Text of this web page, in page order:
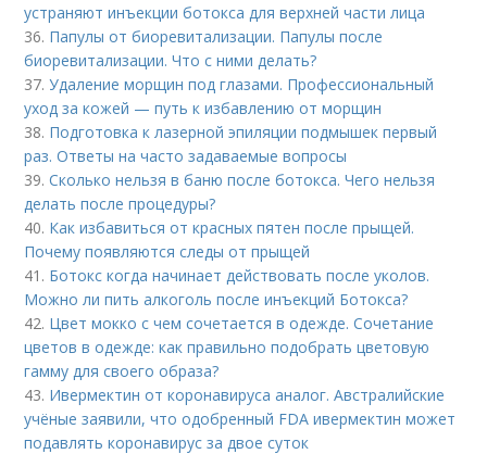
устраняют инъекции ботокса для верхней части лица
36. Папулы от биоревитализации. Папулы после
биоревитализации. Что с ними делать?
37.Удаление морщин под глазами. Профессиональный
уход за кожей — путь к избавлению от морщин
38. Подготовка к лазерной эпиляции подмышек первый
раз. Ответы на часто задаваемые вопросы
39.Сколько нельзя в баню после ботокса. Чего нельзя
делать после процедуры?
40. Как избавиться от красных пятен после прыщей.
Почему появляются следы от прыщей
41. Ботокс когда начинает действовать после уколов.
Можно ли пить алкоголь после инъекций Ботокса?
42. Цвет мокко с чем сочетается в одежде. Сочетание
цветов в одежде: как правильно подобрать цветовую
гамму для своего образа?
43. Ивермектин от коронавируса аналог. Австралийские
учёные заявили, что одобренный FDA ивермектин может
подавлять коронавирус за двое суток